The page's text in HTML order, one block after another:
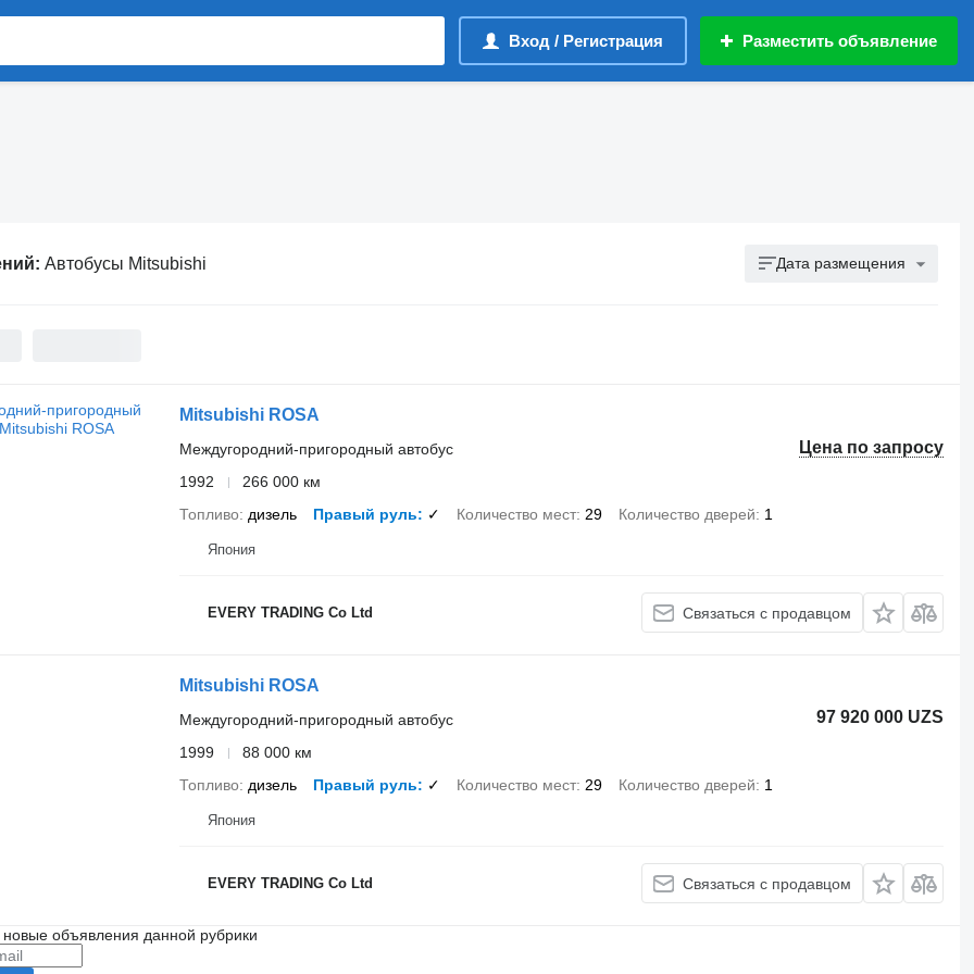
Вход / Регистрация Разместить объявление
Автобусы Mitsubishi Дата размещения
Mitsubishi ROSA
Цена по запросу
Междугородний-пригородный автобус
1992
266 000 км
Топливо
дизель Правый руль ✓ Количество мест 29 Количество дверей 1
Япония
EVERY TRADING Co Ltd Связаться с продавцом
Mitsubishi ROSA
97 920 000 UZS
Междугородний-пригородный автобус
1999
88 000 км
Топливо
дизель Правый руль ✓ Количество мест 29 Количество дверей 1
Япония
EVERY TRADING Co Ltd Связаться с продавцом
объявления данной рубрики